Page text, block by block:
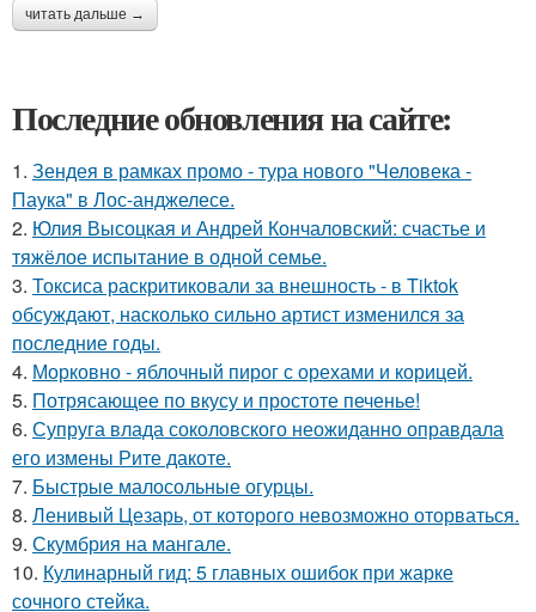
читать дальше →
Последние обновления на сайте:
1. Зендея в рамках промо - тура нового "Человека -
Паука" в Лос-анджелесе.
2. Юлия Высоцкая и Андрей Кончаловский: счастье и
тяжёлое испытание в одной семье.
3. Токсиса раскритиковали за внешность - в Tiktok
обсуждают, насколько сильно артист изменился за
последние годы.
4. Морковно - яблочный пирог с орехами и корицей.
5. Потрясающее по вкусу и простоте печенье!
6. Супруга влада соколовского неожиданно оправдала
его измены Рите дакоте.
7. Быстрые малосольные огурцы.
8. Ленивый Цезарь, от которого невозможно оторваться.
9. Скумбрия на мангале.
10. Кулинарный гид: 5 главных ошибок при жарке
сочного стейка.